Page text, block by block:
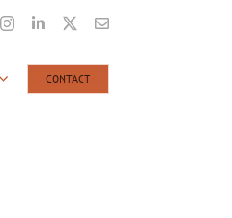
InstagramLinkedIn Email
CONTACT